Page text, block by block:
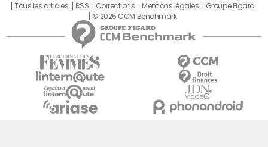
Tous les articles
RSS Corrections Mentions légales
Groupe Figaro
© 2025 CCM Benchmark